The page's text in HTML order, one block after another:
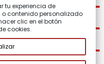
tu experiencia de
contenido personalizado
clic en el botón
cookies.